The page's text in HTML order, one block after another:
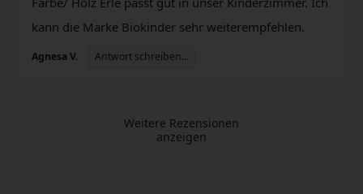
kann die Marke Biokinder sehr weiterempfehlen.
Agnesa V. Antwort schreiben...
Weitere Rezensionen
anzeigen